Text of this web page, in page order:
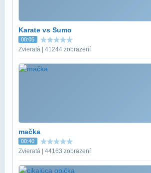
Karate vs Sumo
00:05
Zvieratá | 41244 zobrazení
mačka
00:40
Zvieratá | 44163 zobrazení